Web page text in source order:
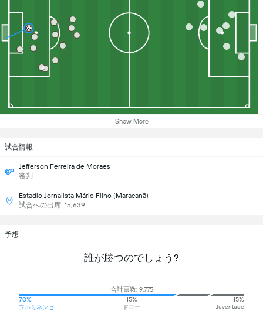
Show More
試合情報
Jefferson Ferreira de Moraes
審判
Estadio Jornalista Mário Filho (Maracanã)
試合への出席: 15,639
予想
誰が勝つのでしょう?
合計票数: 9,775
70%
フルミネンセ
15%
ドロー
15%
Juventude